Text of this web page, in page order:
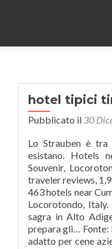
hotel tipici
Pubblicato il 30
Lo Strauben è
esistano. Hotels
Souvenir,
traveler reviews,
463 hotels near
Locorotondo,
sagra in Alto
prepara gli… Fonte:
adatto per cene